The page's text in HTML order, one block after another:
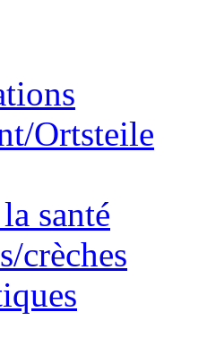
Ortsteile
santé
crèches